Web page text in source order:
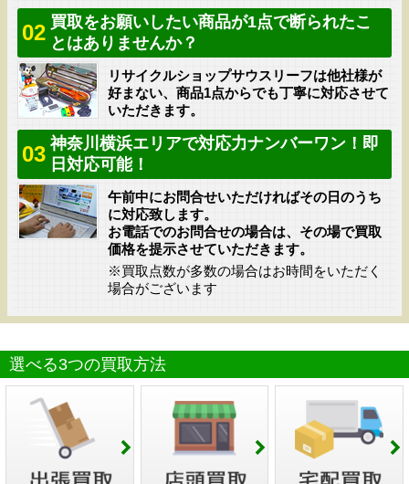
02 買取をお願いしたい商品が1点で断られたこ
とはありませんか？
リサイクルショップサウスリーフは他社様が
好まない、商品1点からでも丁寧に対応させて
いただきます。
03 神奈川横浜エリアで対応力ナンバーワン！即
日対応可能！
午前中にお問合せいただければその日のうち
に対応致します。
お電話でのお問合せの場合は、その場で買取
価格を提示させていただきます。
※買取点数が多数の場合はお時間をいただく
場合がございます
選べる3つの買取方法